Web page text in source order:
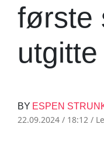
første
BY ESPEN
22.09.2024 / 18:12 /